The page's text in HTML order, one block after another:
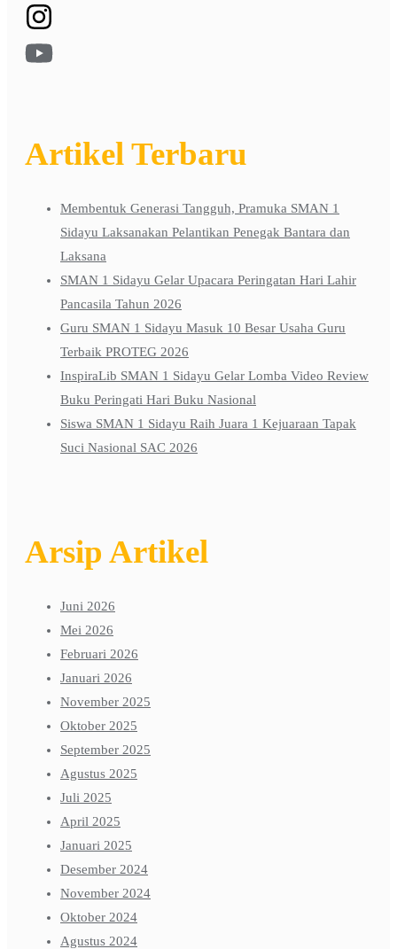
Artikel Terbaru
Membentuk Generasi Tangguh, Pramuka SMAN 1
Sidayu Laksanakan Pelantikan Penegak Bantara dan
Laksana
SMAN 1 Sidayu Gelar Upacara Peringatan Hari Lahir
Pancasila Tahun 2026
Guru SMAN 1 Sidayu Masuk 10 Besar Usaha Guru
Terbaik PROTEG 2026
InspiraLib SMAN 1 Sidayu Gelar Lomba Video Review
Buku Peringati Hari Buku Nasional
Siswa SMAN 1 Sidayu Raih Juara 1 Kejuaraan Tapak
Suci Nasional SAC 2026
Arsip Artikel
Juni 2026
Mei 2026
Februari 2026
Januari 2026
November 2025
Oktober 2025
September 2025
Agustus 2025
Juli 2025
April 2025
Januari 2025
Desember 2024
November 2024
Oktober 2024
Agustus 2024